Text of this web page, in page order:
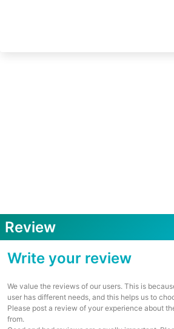
Review
Write your review
We value the reviews of our users. This is
user has different needs, and this helps us to
Please post a review of your experience about
from.